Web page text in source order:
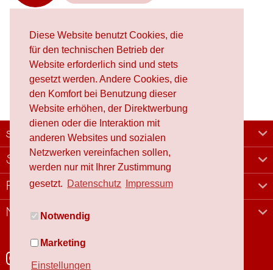
Diese Website benutzt Cookies, die
für den technischen Betrieb der
Website erforderlich sind und stets
gesetzt werden. Andere Cookies, die
den Komfort bei Benutzung dieser
Website erhöhen, der Direktwerbung
dienen oder die Interaktion mit
anderen Websites und sozialen
Netzwerken vereinfachen sollen,
werden nur mit Ihrer Zustimmung
gesetzt. Datenschutz Impressum
Notwendig
Marketing
Einstellungen
schafproduction
Shop
Rechtliches
Newsletter